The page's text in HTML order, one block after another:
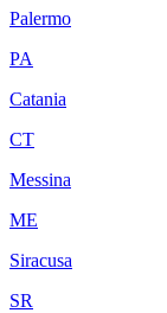
Palermo
PA
Catania
CT
Messina
ME
Siracusa
SR